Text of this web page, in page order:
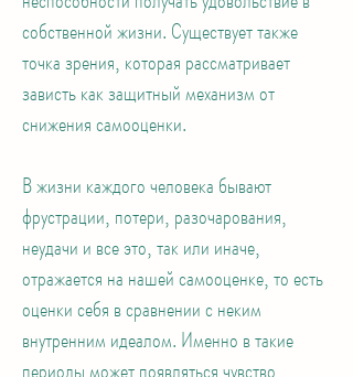
собственной жизни. Существует также
точка зрения, которая рассматривает
зависть как защитный механизм от
снижения самооценки.
В жизни каждого человека бывают
фрустрации, потери, разочарования,
неудачи и все это, так или иначе,
отражается на нашей самооценке, то есть
оценки себя в сравнении с неким
внутренним идеалом. Именно в такие